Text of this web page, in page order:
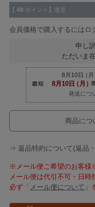
【 48 ポイント】進呈
会員価格で購入するにはロ
申し
ただいま
発送につ
商品につ
⇒ 返品特約について(返品
※メール便ご希望のお客様
メール便は代引不可・日
必ず「 メール便について 」